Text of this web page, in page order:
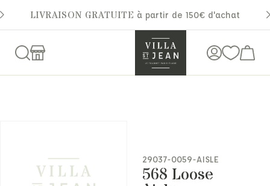
LIVRAISON GRATUITE à partir de 150€ d'achat
29037-0059-AISLE
568 Loose